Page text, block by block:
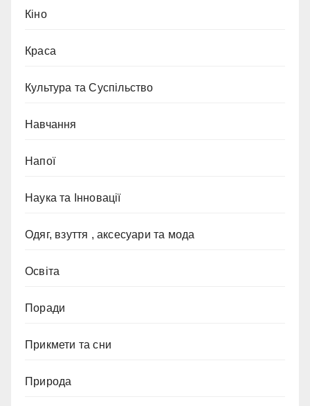
Кіно
Краса
Культура та Суспільство
Навчання
Напої
Наука та Інновації
Одяг, взуття , аксесуари та мода
Освіта
Поради
Прикмети та сни
Природа